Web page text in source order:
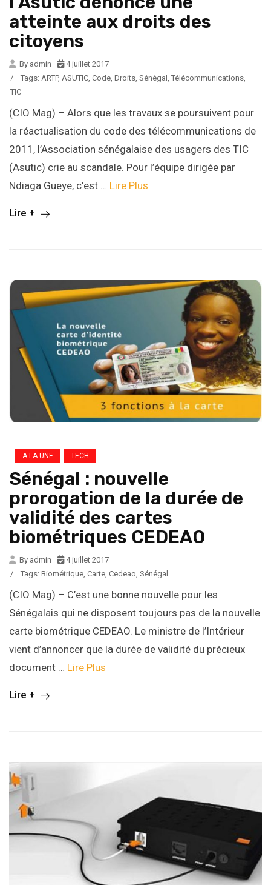
atteinte aux droits des
citoyens
By admin
4 juillet 2017
/
Tags: ARTP, ASUTIC, Code, Droits, Sénégal , Télécommunications,
TIC
(CIO Mag) – Alors que les travaux se poursuivent pour
la réactualisation du code des télécommunications de
2011, l’Association sénégalaise des usagers des TIC
(Asutic) crie au scandale. Pour l’équipe dirigée par
Ndiaga Gueye, c’est … Lire Plus
Lire +
A LA UNE TECH
Sénégal : nouvelle
prorogation de la durée de
validité des cartes
biométriques CEDEAO
By admin
4 juillet 2017
/
Tags: Biométrique Carte Cedeao Sénégal
(CIO Mag) – C’est une bonne nouvelle pour les
Sénégalais qui ne disposent toujours pas de la nouvelle
carte biométrique CEDEAO. Le ministre de l’Intérieur
vient d’annoncer que la durée de validité du précieux
document … Lire Plus
Lire +